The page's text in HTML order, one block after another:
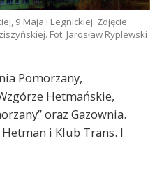
9 Maja i Legnickiej. Zdjęcie
Fot. Jarosław Ryplewski
Pomorzany,
Hetmańskie,
oraz Gazownia.
i Klub Trans. I